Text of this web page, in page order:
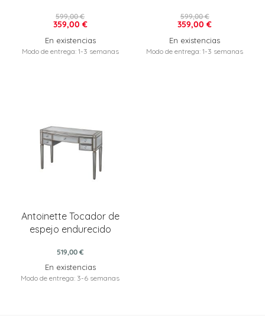
359,00 €
599,00 €
En existencias
Modo de entrega: 1-3 semanas
359,00 €
599,00 €
En existencias
Modo de entrega: 1-3 semanas
Antoinette Tocador de
espejo endurecido
519,00 €
En existencias
Modo de entrega: 3-6 semanas